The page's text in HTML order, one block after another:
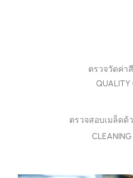
ตรวจวัดค่า
QUALITY
ตรวจสอบเมล็ดด้